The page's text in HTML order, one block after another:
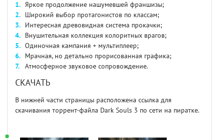
Яркое продолжение нашумевшей франшизы;
Широкий выбор протагонистов по классам;
Интересная древовидная система прокачки;
Внушительная коллекция колоритных врагов;
Одиночная кампания + мультиплеер;
Мрачная, но детально прорисованная графика;
Атмосферное звуковое сопровождение.
СКАЧАТЬ
В нижней части страницы расположена ссылка для
скачивания торрент-файла Dark Souls 3 по сети на пиратке.